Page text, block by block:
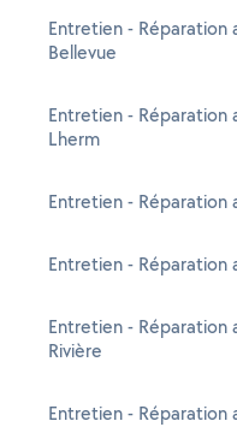
Entretien - Réparation
Bellevue
Entretien - Réparation
Lherm
Entretien - Réparation
Entretien - Réparation
Entretien - Réparation
Rivière
Entretien - Réparation